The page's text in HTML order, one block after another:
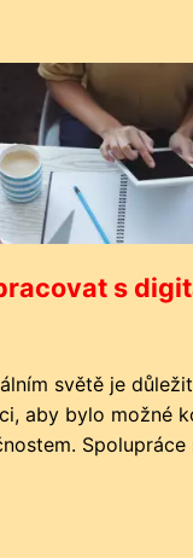
s
světě je
aby bylo možné
Spolupráce